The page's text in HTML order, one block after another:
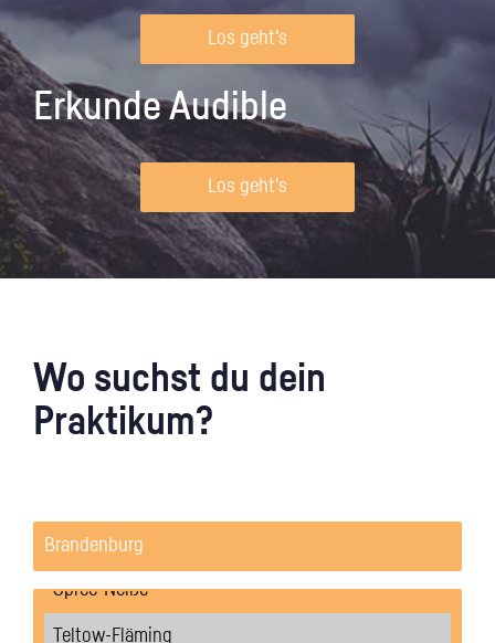
Los geht's
Erkunde Audible
Los geht's
Wo suchst du dein
Praktikum?